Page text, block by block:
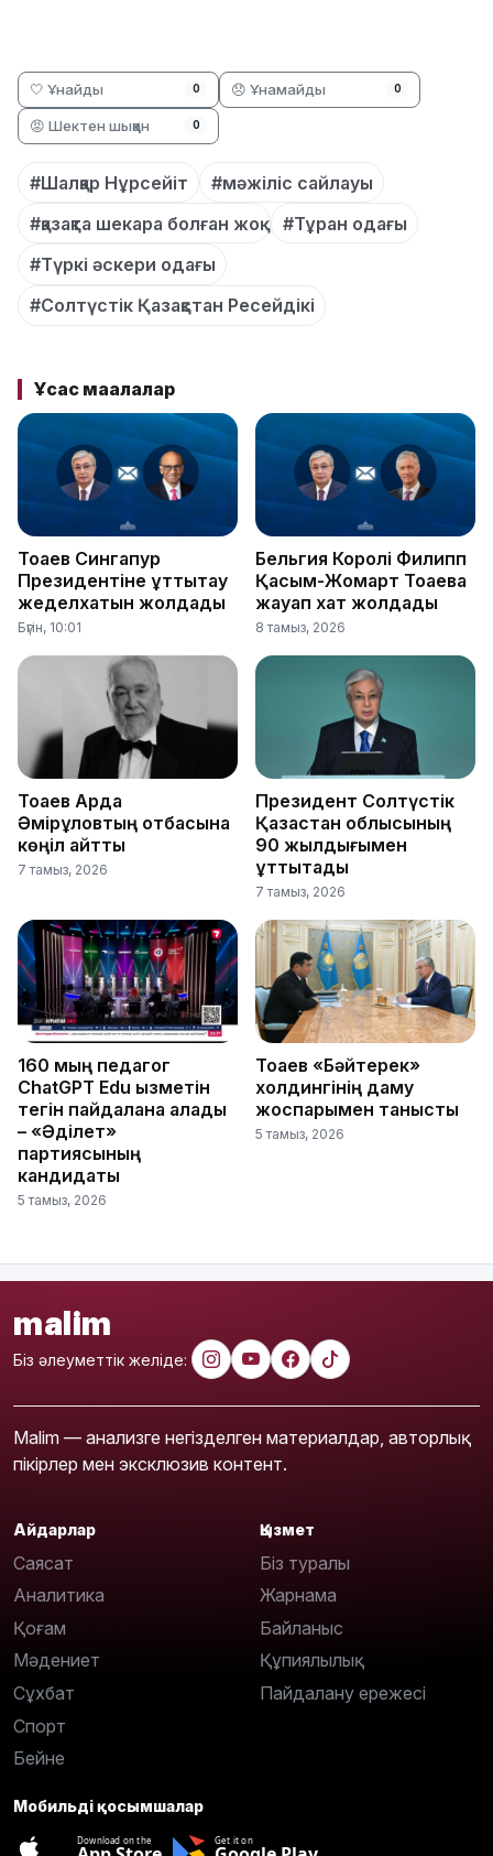
🤍 Ұнайды 0 😞 Ұнамайды 0
😡 Шектен шыққан 0
#Шалқар Нұрсейіт
#мәжіліс сайлауы
#қазақта шекара болған жоқ
#Тұран одағы
#Түркі әскери одағы
#Солтүстік Қазақстан Ресейдікі
Ұқсас мақалалар
Тоқаев Сингапур
Президентіне құттықтау
жеделхатын жолдады
Бүгін, 10:01
Бельгия Королі Филипп
Қасым-Жомарт Тоқаевқа
жауап хат жолдады
8 тамыз, 2026
Тоқаев Ардақ
Әмірқұловтың отбасына
көңіл айтты
7 тамыз, 2026
Президент Солтүстік
Қазақстан облысының
90 жылдығымен
құттықтады
7 тамыз, 2026
160 мың педагог
ChatGPT Edu қызметін
тегін пайдалана алады
– «Әділет»
партиясының
кандидаты
5 тамыз, 2026
Тоқаев «Бәйтерек»
холдингінің даму
жоспарымен танысты
5 тамыз, 2026
malim
Біз әлеуметтік желіде:
Malim — анализге негізделген материалдар, авторлық
пікірлер мен эксклюзив контент.
Айдарлар
Саясат
Аналитика
Қоғам
Мәдениет
Сұхбат
Спорт
Бейне
Қызмет
Біз туралы
Жарнама
Байланыс
Құпиялылық
Пайдалану ережесі
Мобильді қосымшалар
Download on the Get it on